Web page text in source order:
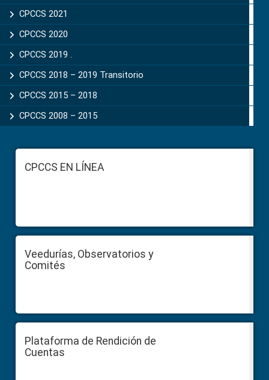
CPCCS 2021
CPCCS 2020
CPCCS 2019 .
CPCCS 2018 – 2019 Transitorio
CPCCS 2015 – 2018
CPCCS 2008 – 2015
FooterCPCCS EN LÍNEA
Veedurías, Observatorios y
Comités
Plataforma de Rendición de
Cuentas